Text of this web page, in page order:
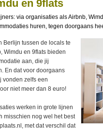
en 9flats
via organisaties als Airbnb,
huren, tegen doorgaans
Berlijn tussen de locals te
Wimdu en 9flats bieden
aan, die jij
En dat voor doorgaans
vonden zelfs een
niet meer dan 8 euro!
werken in grote lijnen
misschien nog wel het best
met dat verschil dat